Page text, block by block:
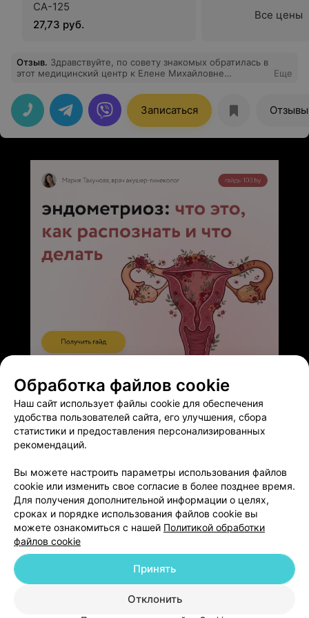
СА-125
27,73 руб.
Все цены
Отзыв. Здравствуйте, по совету знакомых обратилась в
этот медицинский центр к Елене Михайловне
крохотулечкой Дениской. Спасибо за трепетное
отношение вам Елена Михайловна !
Еще
Записаться Отзывы
Добавить специалиста
О проекте Новости проекта
Размещение рекламы
Медицинский маркетинг
Публичный договор
Обработка файлов cookie
Наш сайт использует файлы cookie для обеспечения
удобства пользователей сайта, его улучшения, сбора
статистики и предоставления персонализированных
рекомендаций.
Вы можете настроить параметры использования файлов
cookie или изменить свое согласие в более позднее время.
Для получения дополнительной информации о целях,
сроках и порядке использования файлов cookie вы
можете ознакомиться с нашей Политикой обработки
файлов cookie
Отклонить
Принять